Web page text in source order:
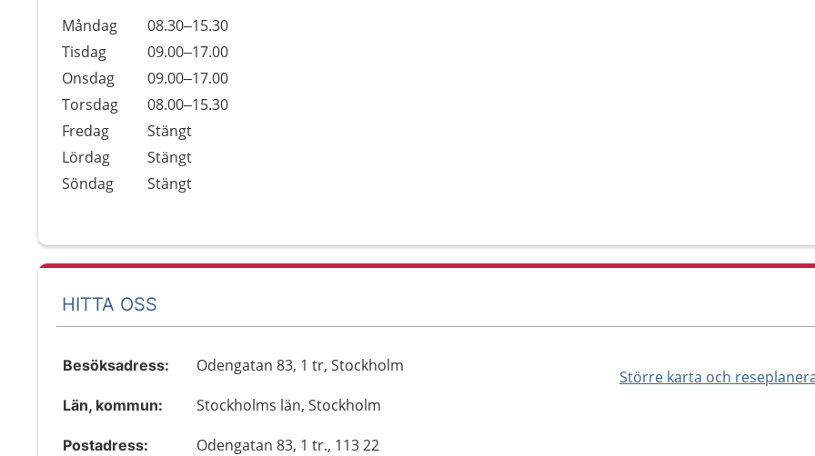
Dag
Öppettider
Kommentarer
Måndag
08.30–15.30
Tisdag
09.00–17.00
Onsdag
09.00–17.00
Torsdag
08.00–15.30
Fredag
Stängt
Lördag
Stängt
Söndag
Stängt
HITTA OSS
Större karta och
Besöksadress: Odengatan 83, 1 tr, Stockholm
Län, kommun: Stockholms län, Stockholm
Postadress:
Odengatan 83, 1 tr., 113 22